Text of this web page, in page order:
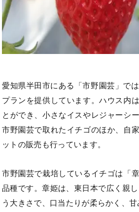
愛知県半田市にある「市野園芸」で
プランを提供しています。ハウス内
とができ、小さなイスやレジャーシ
市野園芸で取れたイチゴのほか、自
ットの販売も行っています。
市野園芸で栽培しているイチゴは「
品種です。章姫は、東日本で広く親
う大きさで、口当たりが柔らかく、